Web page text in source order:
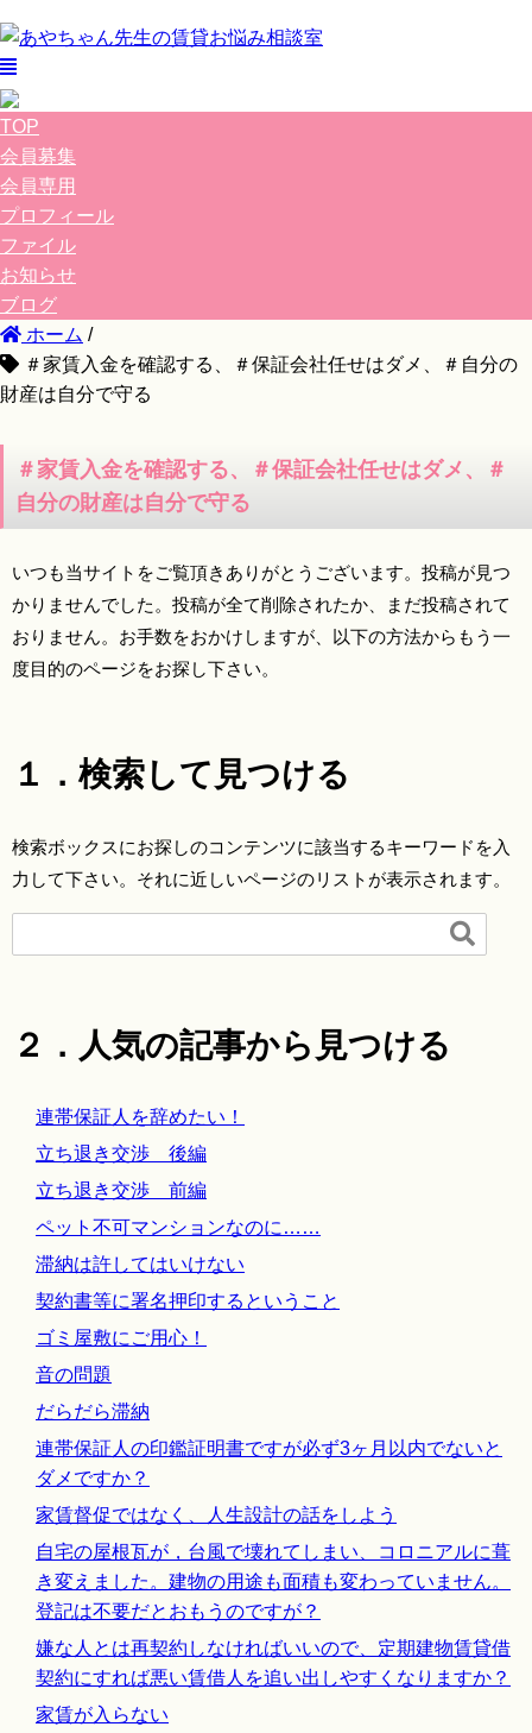
TOP
会員募集
会員専用
プロフィール
ファイル
お知らせ
ブログ
ホーム /
＃家賃入金を確認する、＃保証会社任せはダメ、＃自分の
財産は自分で守る
＃家賃入金を確認する、＃保証会社任せはダメ、＃
自分の財産は自分で守る
いつも当サイトをご覧頂きありがとうございます。投稿が見つ
かりませんでした。投稿が全て削除されたか、まだ投稿されて
おりません。お手数をおかけしますが、以下の方法からもう一
度目的のページをお探し下さい。
１．検索して見つける
検索ボックスにお探しのコンテンツに該当するキーワードを入
力して下さい。それに近しいページのリストが表示されます。

２．人気の記事から見つける
連帯保証人を辞めたい！
立ち退き交渉 後編
立ち退き交渉 前編
ペット不可マンションなのに……
滞納は許してはいけない
契約書等に署名押印するということ
ゴミ屋敷にご用心！
音の問題
だらだら滞納
連帯保証人の印鑑証明書ですが必ず3ヶ月以内でないと
ダメですか？
家賃督促ではなく、人生設計の話をしよう
自宅の屋根瓦が，台風で壊れてしまい、コロニアルに葺
き変えました。建物の用途も面積も変わっていません。
登記は不要だとおもうのですが？
嫌な人とは再契約しなければいいので、定期建物賃貸借
契約にすれば悪い賃借人を追い出しやすくなりますか？
家賃が入らない